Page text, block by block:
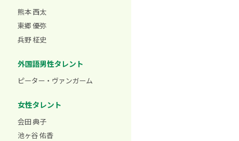
熊本 西太
東郷 優弥
兵野 柾史
外国語男性タレント
ピーター・ヴァンガーム
女性タレント
会田 典子
池ヶ谷 佑香